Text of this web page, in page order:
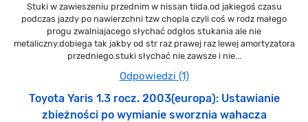
Stuki w zawieszeniu przednim w nissan tiida.od jakiegoś czasu
podczas jazdy po nawierzchni tzw chopla czyli coś w rodz małego
progu zwalniajacego słychać odgłos stukania ale nie
metaliczny.dobiega tak jakby od str raz prawej raz lewej amortyzatora
przedniego.stuki słychać nie zawsze i nie...
Odpowiedzi (1)
Toyota Yaris 1.3 rocz. 2003(europa): Ustawianie
zbieżności po wymianie sworznia wahacza